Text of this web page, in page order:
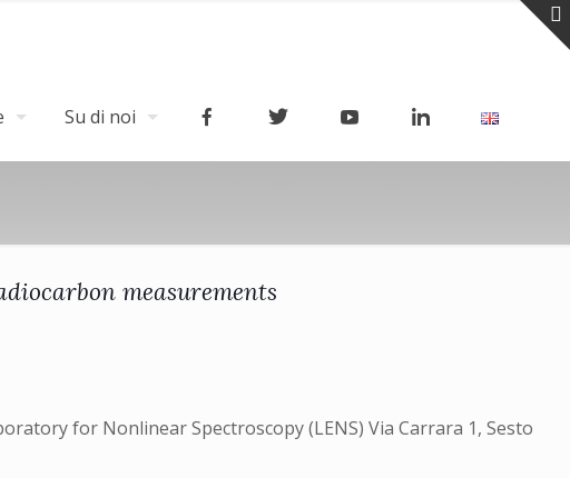
Su di noi
measurements
for Nonlinear Spectroscopy (LENS) Via Carrara 1, Sesto